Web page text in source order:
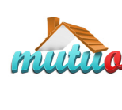
contenuto